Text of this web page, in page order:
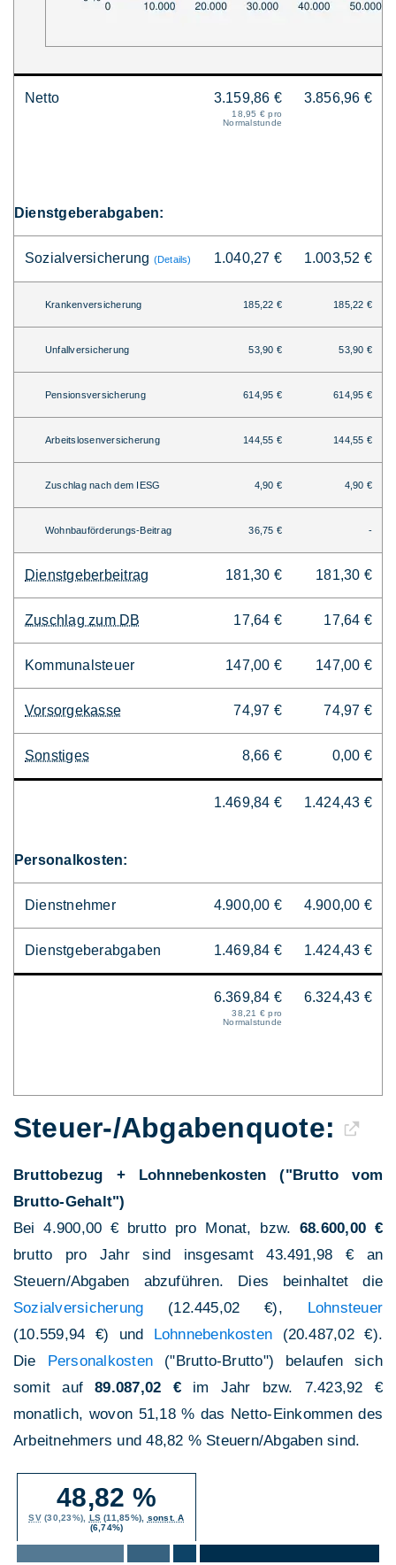
Netto 3.159,86 €
18,95 € pro
Normalstunde
3.856,96 €
Dienstgeberabgaben:
Sozialversicherung (Details) 1.040,27 € 1.003,52 €
Krankenversicherung 185,22 € 185,22 €
Unfallversicherung 53,90 € 53,90 €
Pensionsversicherung 614,95 € 614,95 €
Arbeitslosenversicherung 144,55 € 144,55 €
Zuschlag nach dem IESG 4,90 € 4,90 €
Wohnbauförderungs-Beitrag 36,75 € -
Dienstgeberbeitrag 181,30 € 181,30 €
Zuschlag zum DB 17,64 € 17,64 €
Kommunalsteuer 147,00 € 147,00 €
Vorsorgekasse 74,97 € 74,97 €
Sonstiges 8,66 € 0,00 €
1.469,84 € 1.424,43 €
Personalkosten:
Dienstnehmer 4.900,00 € 4.900,00 €
Dienstgeberabgaben 1.469,84 € 1.424,43 €
6.369,84 €
38,21 € pro
Normalstunde
6.324,43 €
Steuer-/Abgaben­quote:
Bruttobezug + Lohnnebenkosten ("Brutto vom
Brutto-Gehalt")
Bei 4.900,00 € brutto pro Monat, bzw. 68.600,00 €
brutto pro Jahr sind insgesamt 43.491,98 € an
Steuern/Abgaben abzuführen. Dies beinhaltet die
Sozialversicherung (12.445,02 €),
Lohnsteuer
(10.559,94 €) und
Lohnnebenkosten (20.487,02 €).
Die
Personalkosten ("Brutto-Brutto") belaufen sich
somit auf89.087,02 €im Jahr bzw. 7.423,92 €
monatlich, wovon 51,18 % das Netto-Einkommen des
Arbeitnehmers und 48,82 % Steuern/Abgaben sind.
48,82 %
SV(30,23%), LS (11,85%), sonst. A
(6,74%)